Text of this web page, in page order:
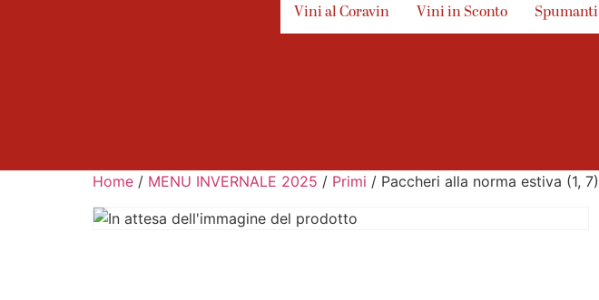
Vini al Coravin Vini in Sconto Spumanti
Home / MENU INVERNALE 2025 / Primi / Paccheri alla norma estiva (1, 7)